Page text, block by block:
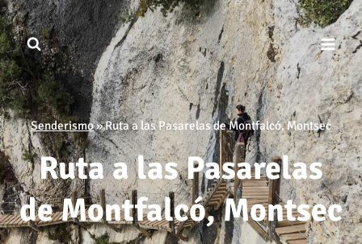
Saltar
al
contenido
Senderismo»Ruta a las Pasarelas de Montfalcó, Montsec
Ruta a las Pasarelas
de Montfalcó, Montsec